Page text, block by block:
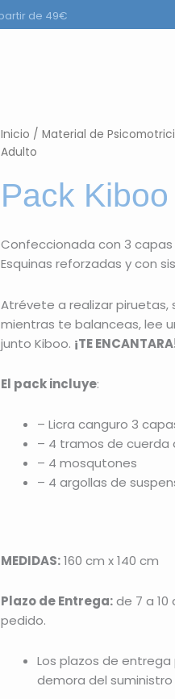
partir de 49€
Inicio / Material de
Adulto
Pack
Confeccionada con 3
Esquinas reforzadas y con
Atrévete a realizar piruetas,
mientras te balanceas, lee
junto Kiboo. ¡TE
El pack incluye:
– Licra canguro 3
– 4 tramos de cuerda
– 4 mosqutones
– 4 argollas de
MEDIDAS:160 cm x 140 cm
Plazo de Entrega:de 7 a
pedido.
Los plazos de
demora del